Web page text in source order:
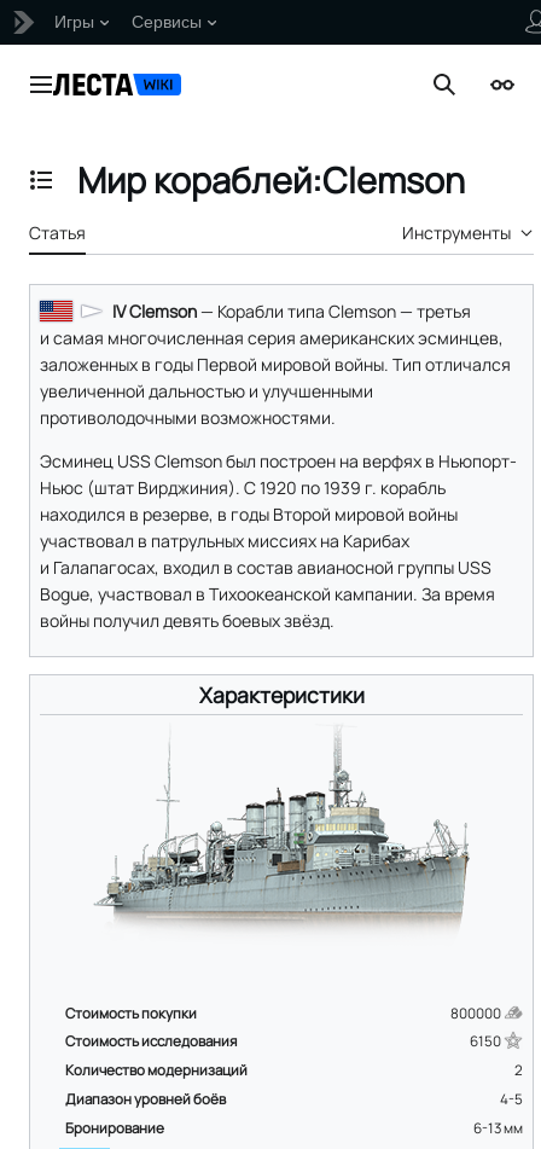
Игры Сервисы
Главное меню Поиск
Отобразить/Скрыть содержание
Мир кораблей:Clemson
Статья Инструменты
IV Clemson— Корабли типа Clemson — третья
и самая многочисленная серия американских эсминцев,
заложенных в годы Первой мировой войны. Тип отличался
увеличенной дальностью и улучшенными
противолодочными возможностями.
Эсминец USS Clemson был построен на верфях в Ньюпорт-
Ньюс (штат Вирджиния). С 1920 по 1939 г. корабль
находился в резерве, в годы Второй мировой войны
участвовал в патрульных миссиях на Карибах
и Галапагосах, входил в состав авианосной группы USS
Bogue, участвовал в Тихоокеанской кампании. За время
войны получил девять боевых звёзд.
Характеристики
Стоимость покупки
800000
Стоимость исследования
6150
Количество модернизаций
2
Диапазон уровней боёв
4-5
Бронирование
6-13мм